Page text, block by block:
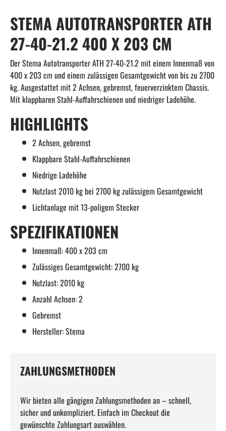
STEMA AUTOTRANSPORTER ATH
27-40-21.2 400 X 203 CM
Der Stema Autotransporter ATH 27-40-21.2 mit einem Innenmaß von
400 x 203 cm und einem zulässigen Gesamtgewicht von bis zu 2700
kg. Ausgestattet mit 2 Achsen, gebremst, feuerverzinktem Chassis.
Mit klappbaren Stahl-Auffahrschienen und niedriger Ladehöhe.
HIGHLIGHTS
2 Achsen, gebremst
Klappbare Stahl-Auffahrschienen
Niedrige Ladehöhe
Nutzlast 2010 kg bei 2700 kg zulässigem Gesamtgewicht
Lichtanlage mit 13-poligem Stecker
SPEZIFIKATIONEN
Innenmaß: 400 x 203 cm
Zulässiges Gesamtgewicht: 2700 kg
Nutzlast: 2010 kg
Anzahl Achsen: 2
Gebremst
Hersteller: Stema
ZAHLUNGSMETHODEN
Wir bieten alle gängigen Zahlungsmethoden an – schnell,
sicher und unkompliziert. Einfach im Checkout die
gewünschte Zahlungsart auswählen.